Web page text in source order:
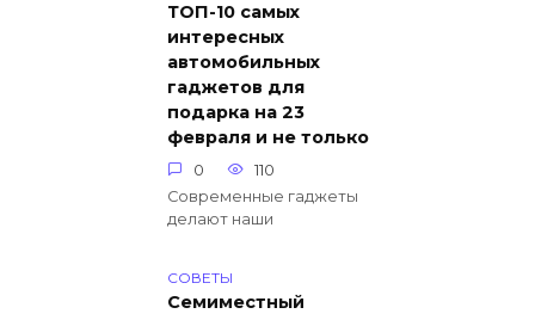
ТОП-10 самых
интересных
автомобильных
гаджетов для
подарка на 23
февраля и не только
0
110
Современные гаджеты
делают наши
СОВЕТЫ
Семиместный